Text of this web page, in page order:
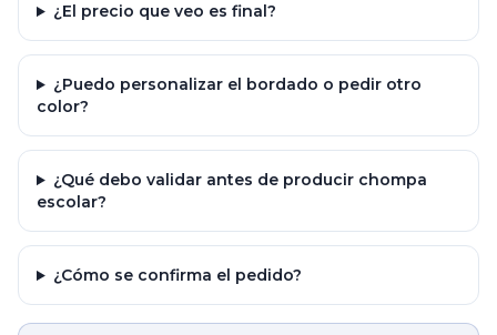
¿El precio que veo es final?
¿Puedo personalizar el bordado o pedir otro
color?
¿Qué debo validar antes de producir chompa
escolar?
¿Cómo se confirma el pedido?